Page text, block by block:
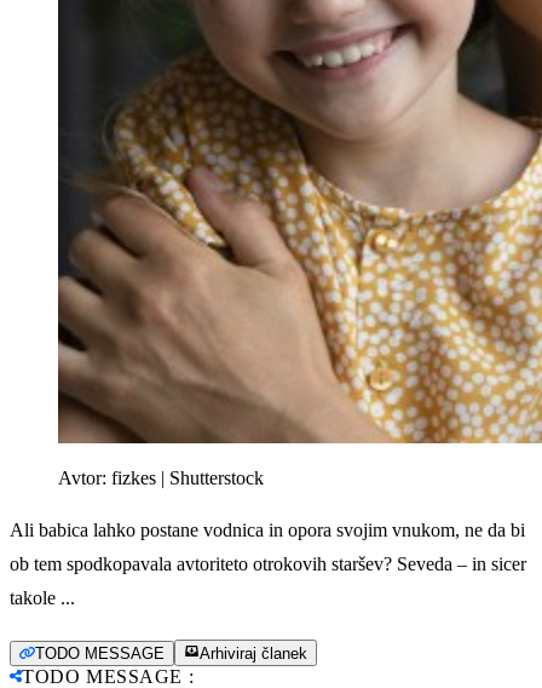
Avtor: fizkes | Shutterstock
Ali babica lahko postane vodnica in opora svojim vnukom, ne da bi
ob tem spodkopavala avtoriteto otrokovih staršev? Seveda – in sicer
takole ...
TODO MESSAGE Arhiviraj članek
TODO MESSAGE :